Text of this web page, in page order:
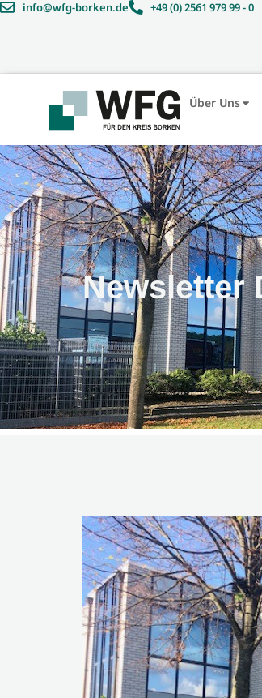
info@wfg-borken.de +49 (0) 2561 979 99 - 0
Über Uns
Newsletter